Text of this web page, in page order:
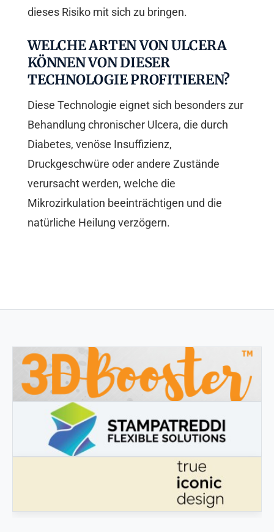
dieses Risiko mit sich zu bringen.
WELCHE ARTEN VON ULCERA
KÖNNEN VON DIESER
TECHNOLOGIE PROFITIEREN?
Diese Technologie eignet sich besonders zur
Behandlung chronischer Ulcera, die durch
Diabetes, venöse Insuffizienz,
Druckgeschwüre oder andere Zustände
verursacht werden, welche die
Mikrozirkulation beeinträchtigen und die
natürliche Heilung verzögern.
3DBOOSTER
3DBooster - Innovative Produkte für den 3D-Druck